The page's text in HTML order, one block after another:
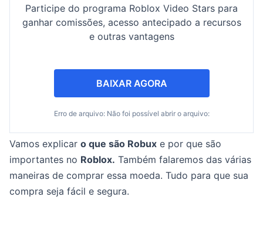
Participe do programa Roblox Video Stars para
ganhar comissões, acesso antecipado a recursos
e outras vantagens
BAIXAR AGORA
Erro de arquivo: Não foi possível abrir o arquivo:
Vamos explicar o que são Robux e por que são
importantes no Roblox. Também falaremos das várias
maneiras de comprar essa moeda. Tudo para que sua
compra seja fácil e segura.